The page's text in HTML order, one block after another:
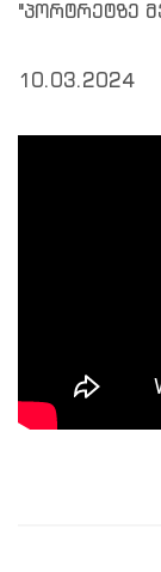
"პორტრეტზე
10.03.2024